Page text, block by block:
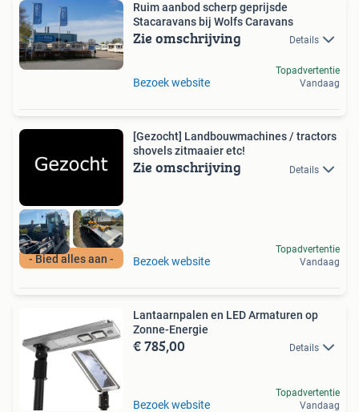
Ruim aanbod scherp geprijsde
Stacaravans bij Wolfs Caravans
Zie omschrijving Details
Bezoek website
Topadvertentie
Vandaag
- Bied alles aan -
[Gezocht] Landbouwmachines / tractors
shovels zitmaaier etc!
Zie omschrijving Details
Bezoek website
Topadvertentie
Vandaag
Lantaarnpalen en LED Armaturen op
Zonne-Energie
€ 785,00 Details
Bezoek website
Topadvertentie
Vandaag